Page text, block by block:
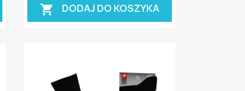
 DODAJ DO KOSZYKA